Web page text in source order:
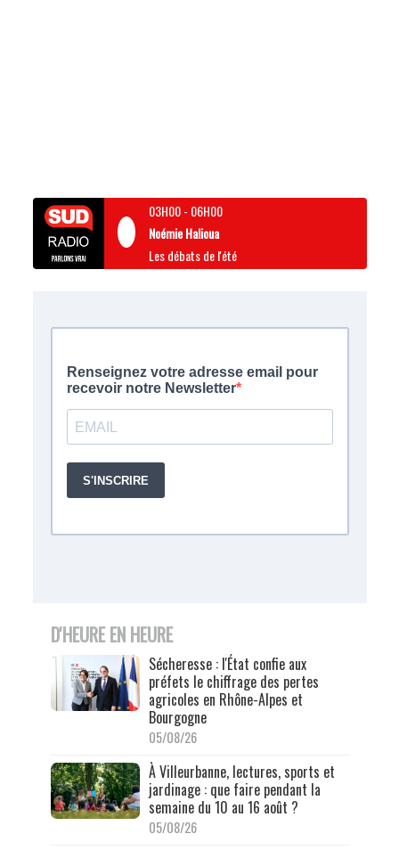
03H00- 06H00
Noémie Halioua
Les débats de l'été
D'HEURE EN HEURE
Sécheresse : l'État confie aux
préfets le chiffrage des pertes
agricoles en Rhône-Alpes et
Bourgogne
05/08/26
À Villeurbanne, lectures, sports et
jardinage : que faire pendant la
semaine du 10 au 16 août ?
05/08/26